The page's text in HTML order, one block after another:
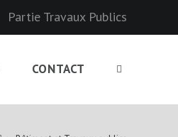
Partie Travaux Publics
CONTACT